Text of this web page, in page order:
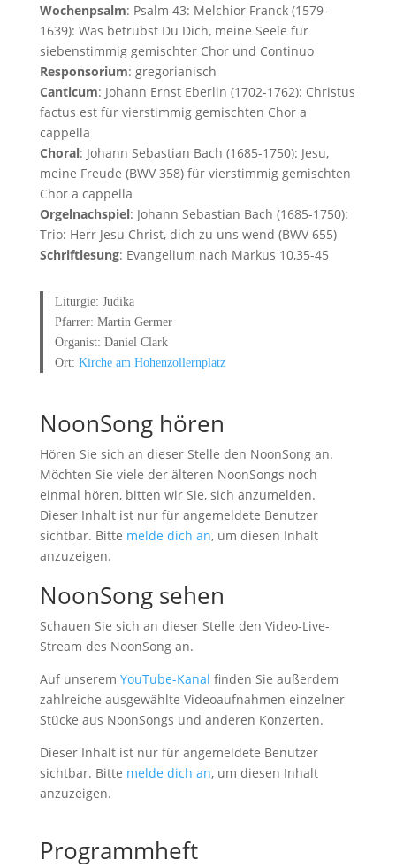
Wochenpsalm: Psalm 43: Melchior Franck (1579-
1639): Was betrübst Du Dich, meine Seele für
siebenstimmig gemischter Chor und Continuo
Responsorium: gregorianisch
Canticum: Johann Ernst Eberlin (1702-1762): Christus
factus est für vierstimmig gemischten Chor a
cappella
Choral: Johann Sebastian Bach (1685-1750): Jesu,
meine Freude (BWV 358) für vierstimmig gemischten
Chor a cappella
Orgelnachspiel: Johann Sebastian Bach (1685-1750):
Trio: Herr Jesu Christ, dich zu uns wend (BWV 655)
Schriftlesung: Evangelium nach Markus 10,35-45
Liturgie: Judika
Pfarrer: Martin Germer
Organist: Daniel Clark
Ort:Kirche am Hohenzollernplatz
NoonSong hören
Hören Sie sich an dieser Stelle den NoonSong an.
Möchten Sie viele der älteren NoonSongs noch
einmal hören, bitten wir Sie, sich anzumelden.
Dieser Inhalt ist nur für angemeldete Benutzer
sichtbar. Bitte melde dich an, um diesen Inhalt
anzuzeigen.
NoonSong sehen
Schauen Sie sich an dieser Stelle den Video-Live-
Stream des NoonSong an.
Auf unserem YouTube-Kanal finden Sie außerdem
zahlreiche ausgewählte Videoaufnahmen einzelner
Stücke aus NoonSongs und anderen Konzerten.
Dieser Inhalt ist nur für angemeldete Benutzer
sichtbar. Bitte melde dich an, um diesen Inhalt
anzuzeigen.
Programmheft